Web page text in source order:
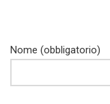
Nome (obbligatorio)